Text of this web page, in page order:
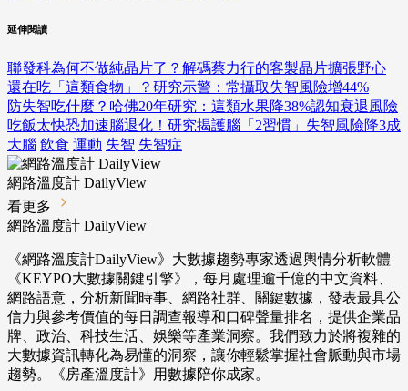
延伸閱讀
聯發科為何不做純晶片了？解碼蔡力行的客製晶片擴張野心
還在吃「這類食物」？研究示警：常攝取失智風險增44%
防失智吃什麼？哈佛20年研究：這類水果降38%認知衰退風險
吃飯太快恐加速腦退化！研究揭護腦「2習慣」失智風險降3成
大腦 飲食 運動 失智 失智症
網路溫度計 DailyView
看更多
網路溫度計 DailyView
《網路溫度計DailyView》大數據趨勢專家透過輿情分析軟體
《KEYPO大數據關鍵引擎》，每月處理逾千億的中文資料、
網路語意，分析新聞時事、網路社群、關鍵數據，發表最具公
信力與參考價值的每日調查報導和口碑聲量排名，提供企業品
牌、政治、科技生活、娛樂等產業洞察。我們致力於將複雜的
大數據資訊轉化為易懂的洞察，讓你輕鬆掌握社會脈動與市場
趨勢。《房產溫度計》用數據陪你成家。